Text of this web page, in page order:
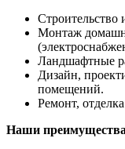
Строительство
Монтаж
Ландшафтные
Дизайн,
помещений.
Ремонт,
Наши